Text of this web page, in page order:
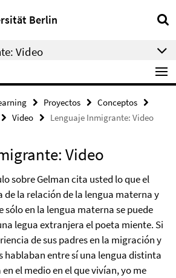
Berlin
Video
Proyectos
Conceptos
Video Lenguaje Inmigrante: Video
Video
sobre Gelman cita usted lo que el
la relación de la lengua materna y
sólo en la lengua materna se puede
legua extranjera el poeta miente. Si
de sus padres en la migración y
hablaban entre sí una lengua distinta
el medio en el que vivían, yo me